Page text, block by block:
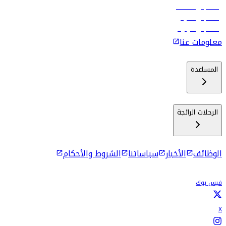
رحلات إلى مسقط
رحلات إلى ماليه
رحلات إلى كولومبو
معلومات عنا
المساعدة
الرحلات الرائجة
الوظائف الأخبار سياساتنا الشروط والأحكام
فيس بوك
X